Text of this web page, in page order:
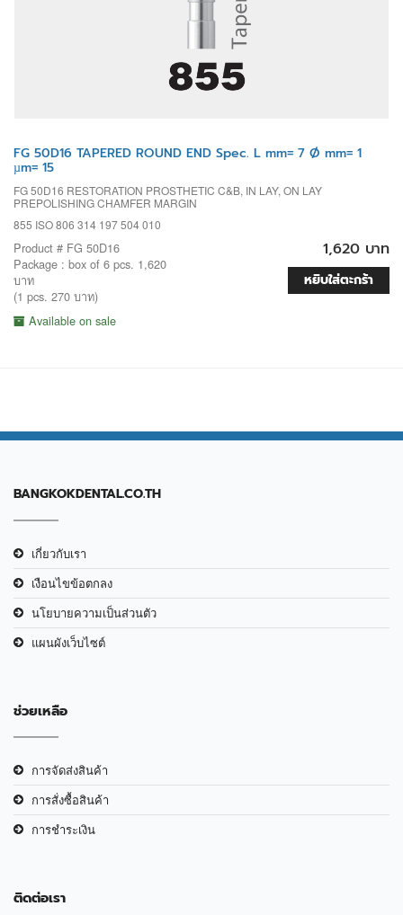
FG 50D16 TAPERED ROUND END Spec. L mm= 7 Ø mm= 1
µm= 15
FG 50D16 RESTORATION PROSTHETIC C&B, IN LAY, ON LAY
PREPOLISHING CHAMFER MARGIN
855 ISO 806 314 197 504 010
Product # FG 50D16
Package : box of 6 pcs. 1,620
บาท
(1 pcs. 270 บาท)
Available on sale
1,620 บาท
หยิบใส่ตะกร้า
BANGKOKDENTAL.CO.TH
เกี่ยวกับเรา
เงือนไขข้อตกลง
นโยบายความเป็นส่วนตัว
แผนผังเว็บไซต์
ช่วยเหลือ
การจัดส่งสินค้า
การสั่งซื้อสินค้า
การชำระเงิน
ติดต่อเรา